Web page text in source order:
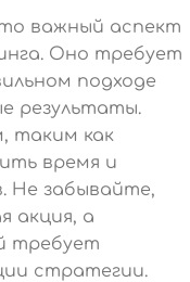
важный аспект
Оно требует
подходе
результаты.
таким как
время и
Не забывайте,
акция, а
требует
стратегии.